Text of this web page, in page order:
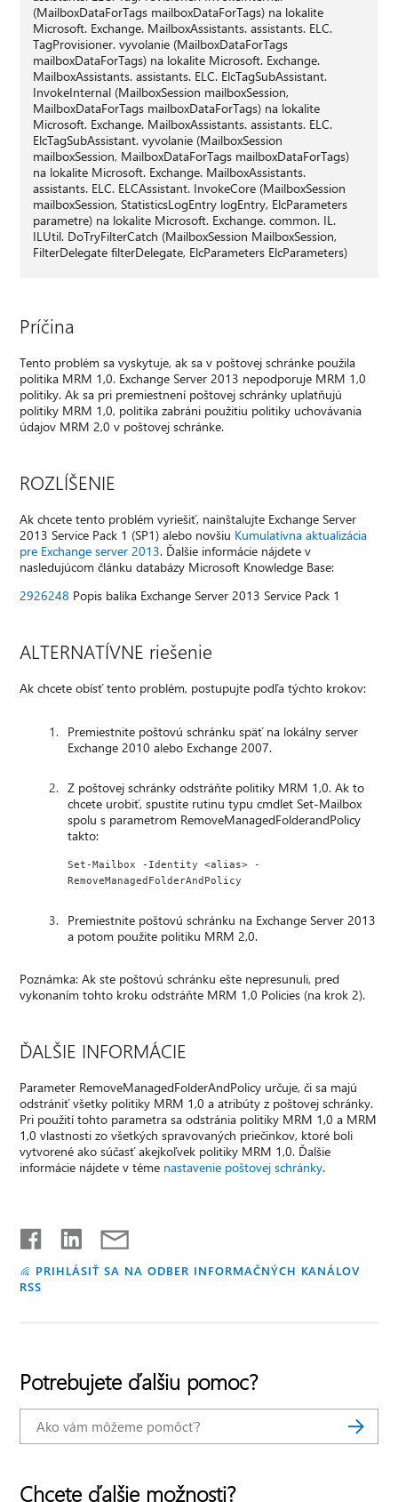
(MailboxDataForTags mailboxDataForTags) na lokalite
Microsoft. Exchange. MailboxAssistants. assistants. ELC.
TagProvisioner. vyvolanie (MailboxDataForTags
mailboxDataForTags) na lokalite Microsoft. Exchange.
MailboxAssistants. assistants. ELC. ElcTagSubAssistant.
InvokeInternal (MailboxSession mailboxSession,
MailboxDataForTags mailboxDataForTags) na lokalite
Microsoft. Exchange. MailboxAssistants. assistants. ELC.
ElcTagSubAssistant. vyvolanie (MailboxSession
mailboxSession, MailboxDataForTags mailboxDataForTags)
na lokalite Microsoft. Exchange. MailboxAssistants.
assistants. ELC. ELCAssistant. InvokeCore (MailboxSession
mailboxSession, StatisticsLogEntry logEntry, ElcParameters
parametre) na lokalite Microsoft. Exchange. common. IL.
ILUtil. DoTryFilterCatch (MailboxSession MailboxSession,
FilterDelegate filterDelegate, ElcParameters ElcParameters)
Príčina
Tento problém sa vyskytuje, ak sa v poštovej schránke použila
politika MRM 1,0. Exchange Server 2013 nepodporuje MRM 1,0
politiky. Ak sa pri premiestnení poštovej schránky uplatňujú
politiky MRM 1,0, politika zabráni použitiu politiky uchovávania
údajov MRM 2,0 v poštovej schránke.
ROZLÍŠENIE
Ak chcete tento problém vyriešiť, nainštalujte Exchange Server
2013 Service Pack 1 (SP1) alebo novšiu Kumulatívna aktualizácia
pre Exchange server 2013. Ďalšie informácie nájdete v
nasledujúcom článku databázy Microsoft Knowledge Base:
2926248 Popis balíka Exchange Server 2013 Service Pack 1
ALTERNATÍVNE riešenie
Ak chcete obísť tento problém, postupujte podľa týchto krokov:
Premiestnite poštovú schránku späť na lokálny server
Exchange 2010 alebo Exchange 2007.
Z poštovej schránky odstráňte politiky MRM 1,0. Ak to
chcete urobiť, spustite rutinu typu cmdlet Set-Mailbox
spolu s parametrom RemoveManagedFolderandPolicy
takto:
Set-Mailbox -Identity <alias> -
RemoveManagedFolderAndPolicy
Premiestnite poštovú schránku na Exchange Server 2013
a potom použite politiku MRM 2,0.
Poznámka: Ak ste poštovú schránku ešte nepresunuli, pred
vykonaním tohto kroku odstráňte MRM 1,0 Policies (na krok 2).
ĎALŠIE INFORMÁCIE
Parameter RemoveManagedFolderAndPolicy určuje, či sa majú
odstrániť všetky politiky MRM 1,0 a atribúty z poštovej schránky.
Pri použití tohto parametra sa odstránia politiky MRM 1,0 a MRM
1,0 vlastnosti zo všetkých spravovaných priečinkov, ktoré boli
vytvorené ako súčasť akejkoľvek politiky MRM 1,0. Ďalšie
informácie nájdete v téme nastavenie poštovej schránky.
PRIHLÁSIŤ SA NA ODBER INFORMAČNÝCH KANÁLOV
RSS
Potrebujete ďalšiu pomoc?
Chcete ďalšie možnosti?